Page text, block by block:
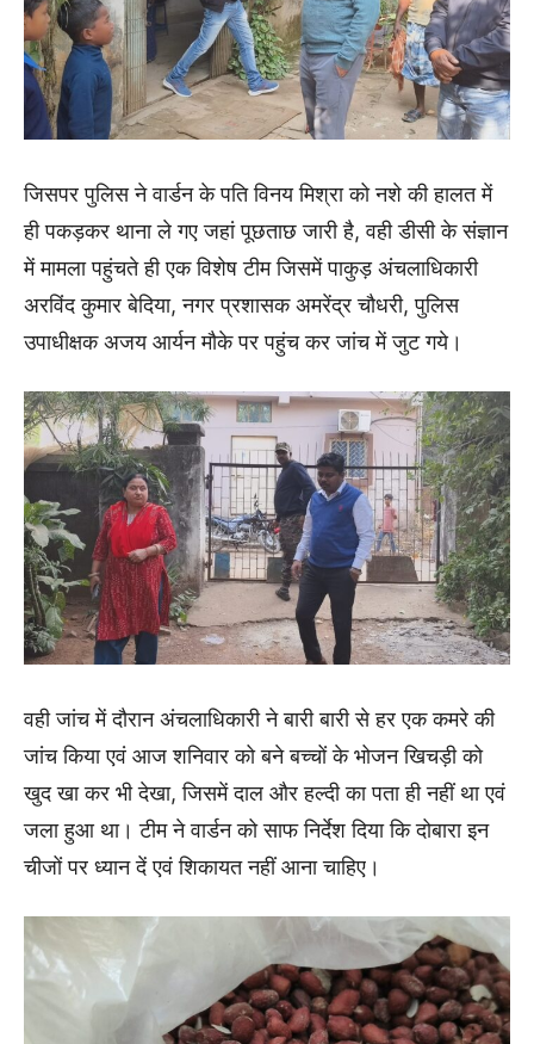
जिसपर पुलिस ने वार्डन के पति विनय मिश्रा को नशे की हालत में
ही पकड़कर थाना ले गए जहां पूछताछ जारी है, वही डीसी के संज्ञान
में मामला पहुंचते ही एक विशेष टीम जिसमें पाकुड़ अंचलाधिकारी
अरविंद कुमार बेदिया, नगर प्रशासक अमरेंद्र चौधरी, पुलिस
उपाधीक्षक अजय आर्यन मौके पर पहुंच कर जांच में जुट गये।
वही जांच में दौरान अंचलाधिकारी ने बारी बारी से हर एक कमरे की
जांच किया एवं आज शनिवार को बने बच्चों के भोजन खिचड़ी को
खुद खा कर भी देखा, जिसमें दाल और हल्दी का पता ही नहीं था एवं
जला हुआ था। टीम ने वार्डन को साफ निर्देश दिया कि दोबारा इन
चीजों पर ध्यान दें एवं शिकायत नहीं आना चाहिए।